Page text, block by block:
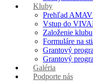
Kluby
Prehľad
Vstup do
Založenie klubu
Formuláre na
Grantový
Grantový
Galéria
Podporte nás